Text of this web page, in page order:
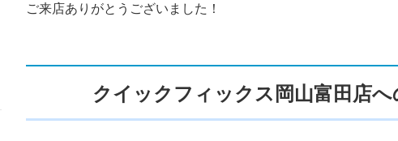
ご来店ありがとうございました！
クイックフィックス岡山富田店